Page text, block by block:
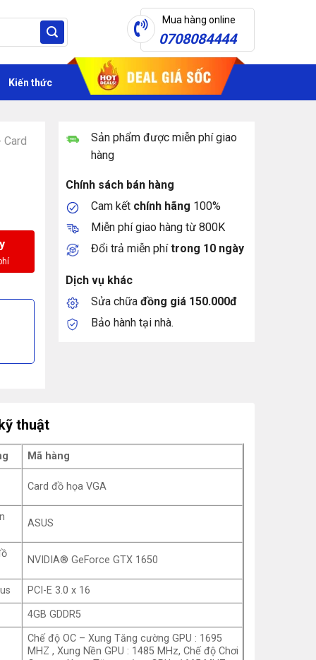
Mua hàng online
0708084444
Kiến thức
Card
Sản phẩm được miễn phí giao
hàng
Chính sách bán hàng
Cam kết chính hãng 100%
Miễn phí giao hàng từ 800K
Đổi trả miễn phítrong 10 ngày
Dịch vụ khác
Sửa chữađồng giá 150.000đ
Bảo hành tại nhà.
thuật
Mã hàng
Card đồ họa VGA
ASUS
NVIDIA® GeForce GTX 1650
PCI-E 3.0 x 16
4GB GDDR5
Chế độ OC – Xung Tăng cường GPU : 1695
MHZ , Xung Nền GPU : 1485 MHz, Chế độ Chơi